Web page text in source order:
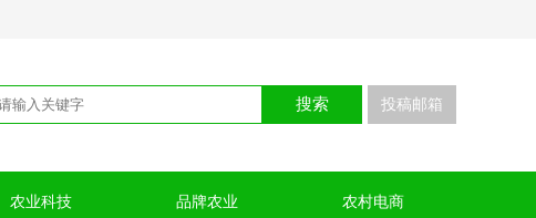
搜索 投稿邮箱
农业科技 品牌农业 农村电商